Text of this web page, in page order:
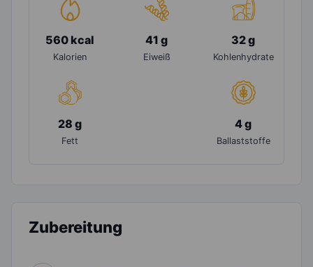
560 kcal
Kalorien
41 g
Eiweiß
32 g
Kohlenhydrate
28 g
Fett
4 g
Ballaststoffe
Zubereitung